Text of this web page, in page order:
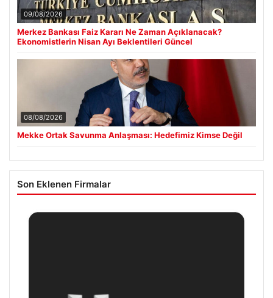
09/08/2026
Merkez Bankası Faiz Kararı Ne Zaman Açıklanacak?
Ekonomistlerin Nisan Ayı Beklentileri Güncel
08/08/2026
Mekke Ortak Savunma Anlaşması: Hedefimiz Kimse Değil
Son Eklenen Firmalar